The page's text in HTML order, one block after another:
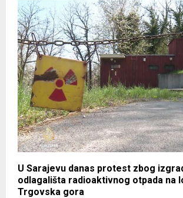
U Sarajevu danas protest zbog
odlagališta radioaktivnog otpada na
Trgovska gora